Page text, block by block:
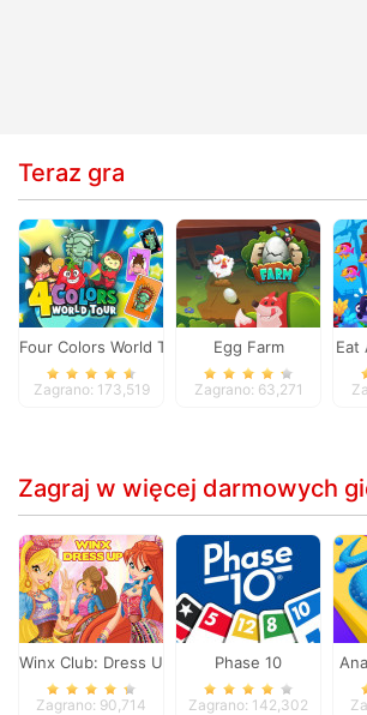
Teraz gra
Four Colors World Tour
Zagrano: 173,519
Egg Farm
Zagrano: 63,271
Eat
Zagraj w więcej darmowych
Winx Club: Dress Up
Zagrano: 90,714
Phase 10
Zagrano: 142,302